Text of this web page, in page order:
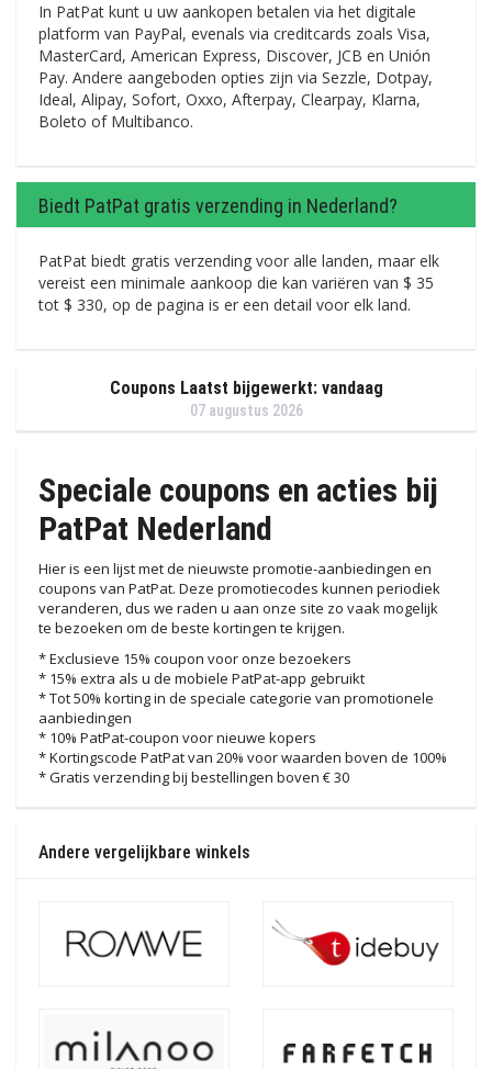
In PatPat kunt u uw aankopen betalen via het digitale
platform van PayPal, evenals via creditcards zoals Visa,
MasterCard, American Express, Discover, JCB en Unión
Pay. Andere aangeboden opties zijn via Sezzle, Dotpay,
Ideal, Alipay, Sofort, Oxxo, Afterpay, Clearpay, Klarna,
Boleto of Multibanco.
Biedt PatPat gratis verzending in Nederland?
PatPat biedt gratis verzending voor alle landen, maar elk
vereist een minimale aankoop die kan variëren van $ 35
tot $ 330, op de pagina is er een detail voor elk land.
Coupons Laatst bijgewerkt: vandaag
07 augustus 2026
Speciale coupons en acties bij
PatPat Nederland
Hier is een lijst met de nieuwste promotie-aanbiedingen en
coupons van PatPat. Deze promotiecodes kunnen periodiek
veranderen, dus we raden u aan onze site zo vaak mogelijk
te bezoeken om de beste kortingen te krijgen.
* Exclusieve 15% coupon voor onze bezoekers
* 15% extra als u de mobiele PatPat-app gebruikt
* Tot 50% korting in de speciale categorie van promotionele
aanbiedingen
* 10% PatPat-coupon voor nieuwe kopers
* Kortingscode PatPat van 20% voor waarden boven de 100%
* Gratis verzending bij bestellingen boven € 30
Andere vergelijkbare winkels